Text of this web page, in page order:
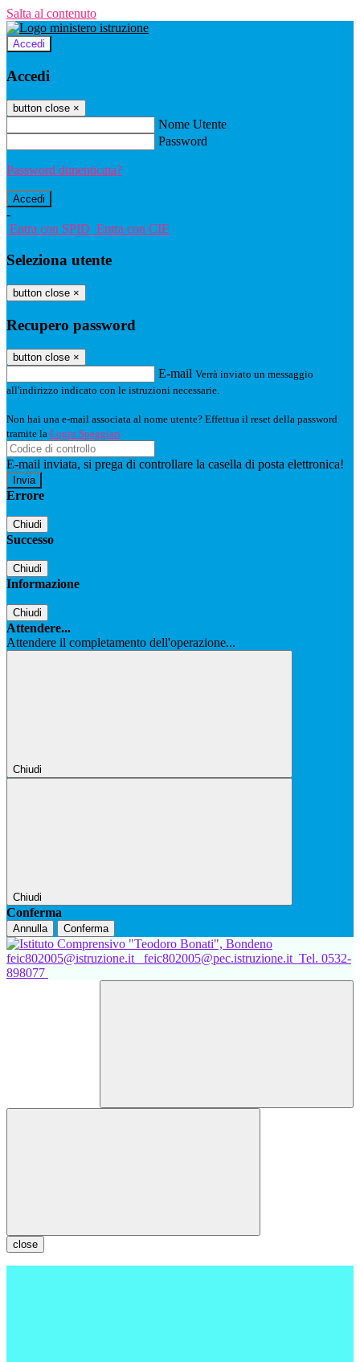
Salta al contenuto
Accedi
Accedi
button close ×
Nome Utente
Password
Password dimenticata?
-
Entra con SPID Entra con CIE
Seleziona utente
button close ×
Recupero password
button close ×
E-mail Verrà inviato un messaggio
all'indirizzo indicato con le istruzioni necessarie.
Non hai una e-mail associata al nome utente? Effettua il reset della password
tramite la Login Spaggiari
E-mail inviata, si prega di controllare la casella di posta elettronica!
Errore
Chiudi
Successo
Chiudi
Informazione
Chiudi
Attendere...
Attendere il completamento dell'operazione...
Chiudi
Chiudi
Conferma
Annulla Conferma
feic802005@istruzione.it feic802005@pec.istruzione.it Tel. 0532-
898077
close